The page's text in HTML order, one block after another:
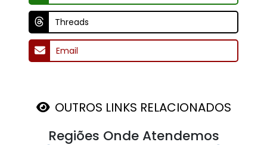
Threads
Email
OUTROS LINKS RELACIONADOS
Regiões Onde Atendemos